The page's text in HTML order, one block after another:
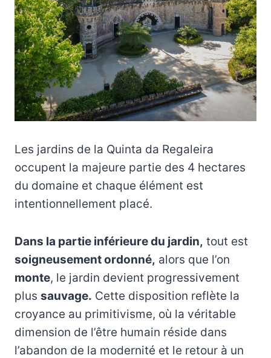
Les jardins de la Quinta da Regaleira
occupent la majeure partie des 4 hectares
du domaine et chaque élément est
intentionnellement placé.
Dans la partie inférieure du jardin, tout est
soigneusement ordonné, alors que l’on
monte, le jardin devient progressivement
plus sauvage. Cette disposition reflète la
croyance au primitivisme, où la véritable
dimension de l’être humain réside dans
l’abandon de la modernité et le retour à un